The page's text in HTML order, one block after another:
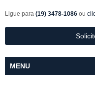
Ligue para (19) 3478-1086 ou
MENU